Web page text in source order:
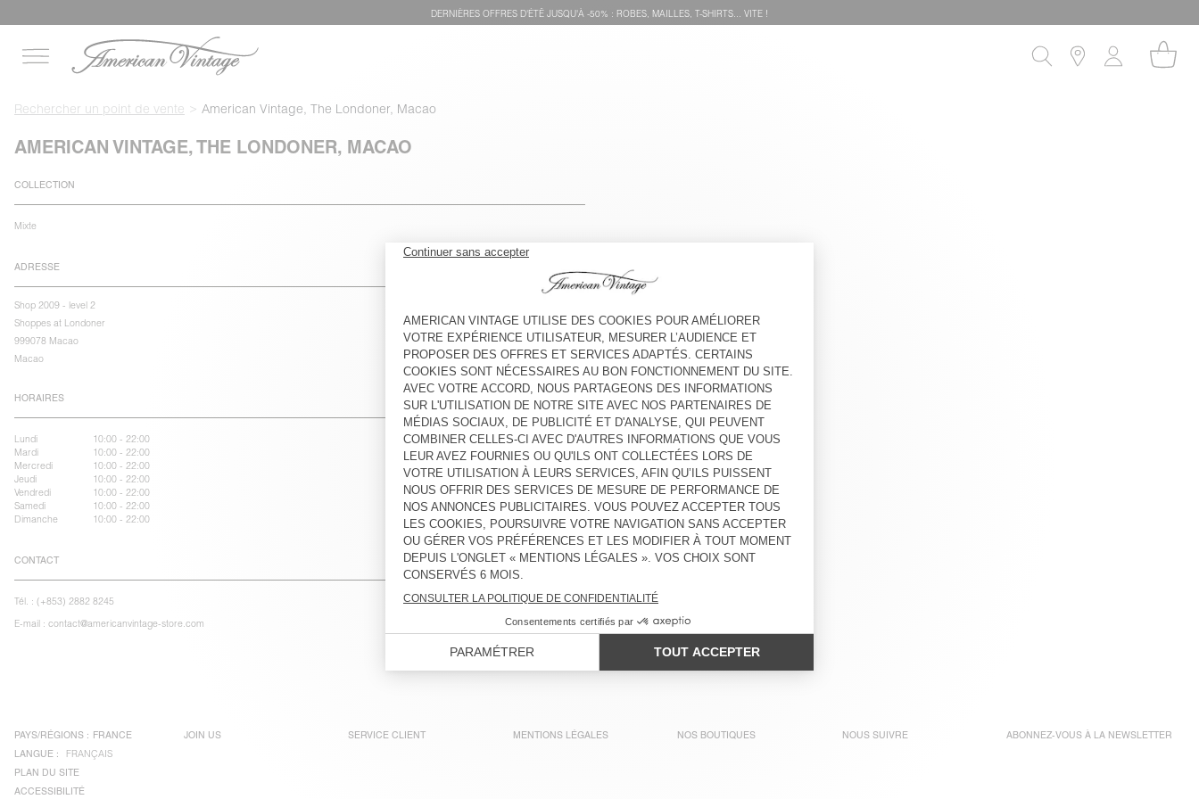
DERNIÈRES OFFRES D'ÉTÊ JUSQU'À -50% : ROBES, MAILLES, T-SHIRTS... VITE !
Rechercher un point de vente American Vintage, The Londoner, Macao
AMERICAN VINTAGE, THE LONDONER, MACAO
COLLECTION
Mixte
ADRESSE
Shop 2009 - level 2
Shoppes at Londoner
999078 Macao
Macao
voir l''itinéraire
HORAIRES
Lundi
10:00 - 22:00
Mardi
10:00 - 22:00
Mercredi
10:00 - 22:00
Jeudi
10:00 - 22:00
Vendredi
10:00 - 22:00
Samedi
10:00 - 22:00
Dimanche
10:00 - 22:00
CONTACT
Tél. : (+853) 2882 8245
E-mail : contact@americanvintage-store.com
PAYS/RÉGIONS : FRANCE
LANGUE :
FRANÇAIS
PLAN DU SITE
ACCESSIBILITÉ
JOIN US SERVICE CLIENT MENTIONS LÉGALES NOS BOUTIQUES NOUS SUIVRE ABONNEZ-VOUS À LA NEWSLETTER